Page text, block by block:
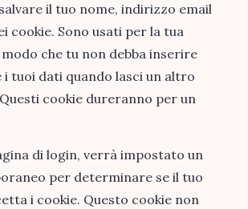
il tuo nome, indirizzo email
cookie. Sono usati per la tua
che tu non debba inserire
i tuoi dati quando lasci un altro
cookie dureranno per un
di login, verrà impostato un
per determinare se il tuo
i cookie. Questo cookie non